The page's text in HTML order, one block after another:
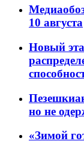
10 августа
Новый
но не
«Зимой